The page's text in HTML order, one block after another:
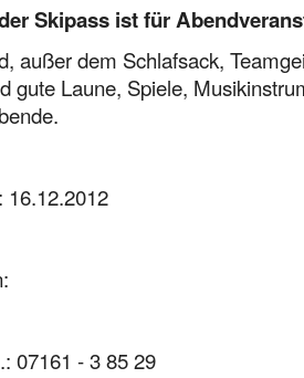
Skipass ist für
außer dem Schlafsack,
gute Laune, Spiele,
16.12.2012
07161 - 3 85 29